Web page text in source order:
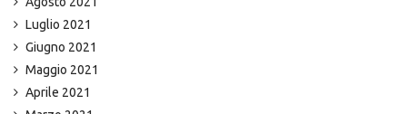
Luglio 2021
Giugno 2021
Maggio 2021
Aprile 2021